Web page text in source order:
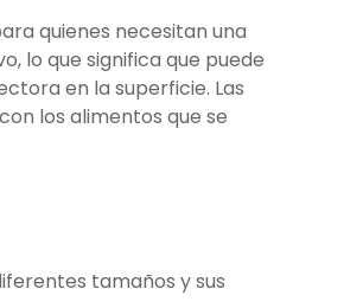
quienes necesitan una
lo que significa que puede
en la superficie. Las
los alimentos que se
tamaños y sus